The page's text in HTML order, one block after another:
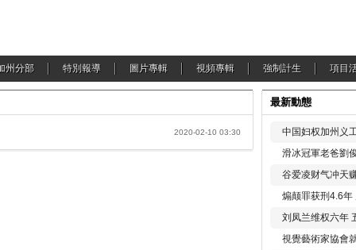
州分部 特別報導 圖片專輯 視頻專輯 強制計生 項目
2020-02-10 03:30
最新動態
中国妇权加州义
滑冰冠軍老爸劉
谷爱凌财气冲天
煽颠罪获刑4.6年
刘凤兰维权六年
視覺藝術家協會